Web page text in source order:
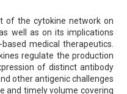
of the cytokine network on
well as on its implications
medical therapeutics.
regulate the production
of distinct antibody
other antigenic challenges
and timely volume covering